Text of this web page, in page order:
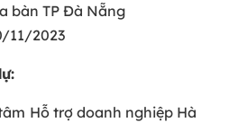
bàn TP Đà Nẵng
11/2023
Hỗ trợ doanh nghiệp Hà